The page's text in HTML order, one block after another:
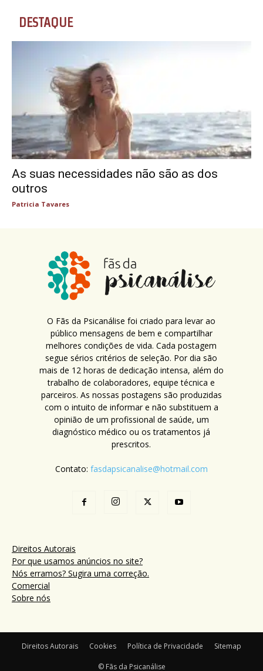
DESTAQUE
As suas necessidades não são as dos
outros
Patricia Tavares
O Fãs da Psicanálise foi criado para levar ao
público mensagens de bem e compartilhar
melhores condições de vida. Cada postagem
segue sérios critérios de seleção. Por dia são
mais de 12 horas de dedicação intensa, além do
trabalho de colaboradores, equipe técnica e
parceiros. As nossas postagens são produzidas
com o intuito de informar e não substituem a
opinião de um profissional de saúde, um
diagnóstico médico ou os tratamentos já
prescritos.
Contato: fasdapsicanalise@hotmail.com
Direitos Autorais
Por que usamos anúncios no site?
Nós erramos? Sugira uma correção.
Comercial
Sobre nós
Direitos Autorais Cookies Política de Privacidade Sitemap
© Fãs da Psicanálise